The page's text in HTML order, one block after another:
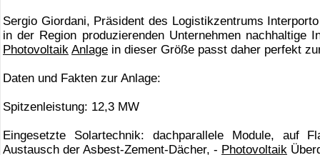
Sergio Giordani, Präsident des Logistikzentrums
in der Region produzierenden Unternehmen nachhaltige
Photovoltaik Anlage in dieser Größe passt daher perfekt
Daten und Fakten zur Anlage:
Spitzenleistung: 12,3 MW
Eingesetzte Solartechnik: dachparallele Module, auf
Austausch der Asbest-Zement-Dächer, - Photovoltaik